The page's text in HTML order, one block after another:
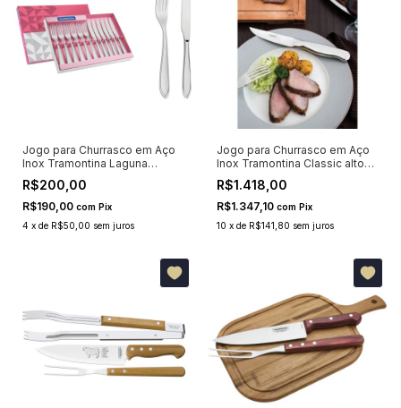
Jogo para Churrasco em Aço
Inox Tramontina Laguna
acabamento em aço inox 12
peças 66906630
R$200,00
R$190,00 com Pix
4 x de R$50,00 sem juros
Jogo para Churrasco em Aço
Inox Tramontina Classic alto
brilho, facas jumbo, fio
serrilhado 12 peças 66928635
R$1.418,00
R$1.347,10 com Pix
10 x de R$141,80 sem juros